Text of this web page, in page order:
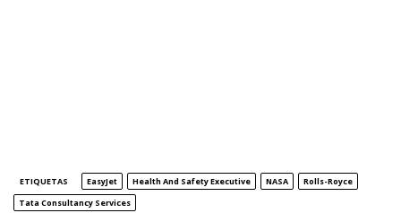
ETIQUETAS EasyJet Health And Safety Executive NASA
Rolls-Royce
Tata Consultancy Services